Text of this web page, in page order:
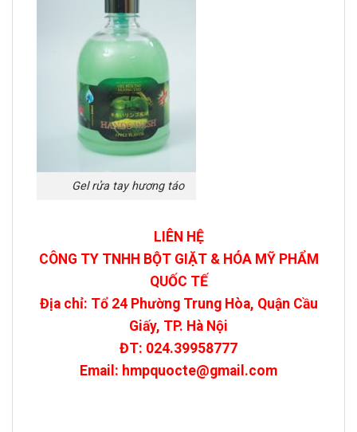
Gel rửa tay hương táo
LIÊN HỆ
CÔNG TY TNHH BỘT GIẶT & HÓA MỸ PHẨM
QUỐC TẾ
Địa chỉ: Tổ 24 Phường Trung Hòa, Quận Cầu
Giấy, TP. Hà Nội
ĐT: 024.39958777
Email: hmpquocte@gmail.com